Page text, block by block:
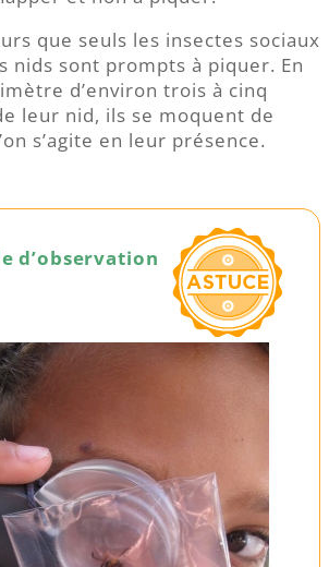
que seuls les insectes sociaux
nids sont prompts à piquer. En
d’environ trois à cinq
leur nid, ils se moquent de
s’agite en leur présence.
d’observation